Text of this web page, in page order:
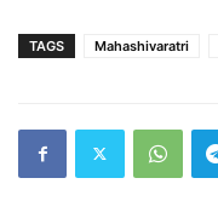
TAGS Mahashivaratri